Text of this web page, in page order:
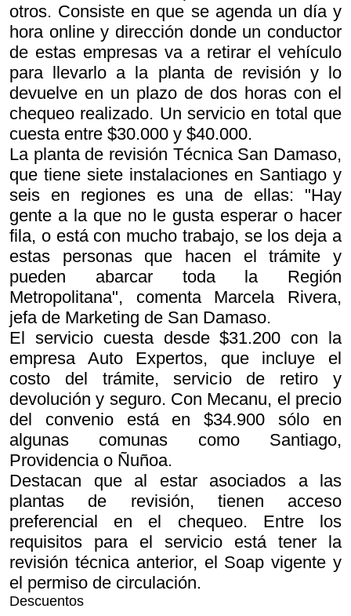
otros. Consiste en que se agenda un día y
hora online y dirección donde un conductor
de estas empresas va a retirar el vehículo
para llevarlo a la planta de revisión y lo
devuelve en un plazo de dos horas con el
chequeo realizado. Un servicio en total que
cuesta entre $30.000 y $40.000.
La planta de revisión Técnica San Damaso,
que tiene siete instalaciones en Santiago y
seis en regiones es una de ellas: "Hay
gente a la que no le gusta esperar o hacer
fila, o está con mucho trabajo, se los deja a
estas personas que hacen el trámite y
pueden abarcar toda la Región
Metropolitana", comenta Marcela Rivera,
jefa de Marketing de San Damaso.
El servicio cuesta desde $31.200 con la
empresa Auto Expertos, que incluye el
costo del trámite, servicio de retiro y
devolución y seguro. Con Mecanu, el precio
del convenio está en $34.900 sólo en
algunas comunas como Santiago,
Providencia o Ñuñoa.
Destacan que al estar asociados a las
plantas de revisión, tienen acceso
preferencial en el chequeo. Entre los
requisitos para el servicio está tener la
revisión técnica anterior, el Soap vigente y
el permiso de circulación.
Descuentos